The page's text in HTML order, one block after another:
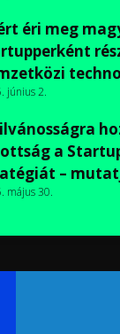
éri meg
június 2.
a
–
május 30.